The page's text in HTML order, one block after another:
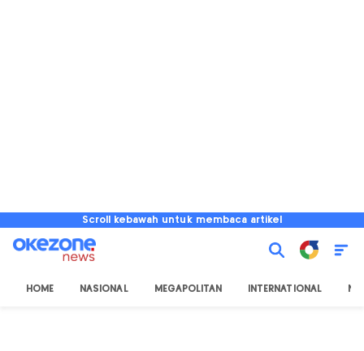
Scroll kebawah untuk membaca artikel
HOME NASIONAL MEGAPOLITAN INTERNATIONAL